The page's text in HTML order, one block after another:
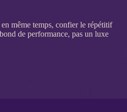
même temps, confier le répétitif
de performance, pas un luxe